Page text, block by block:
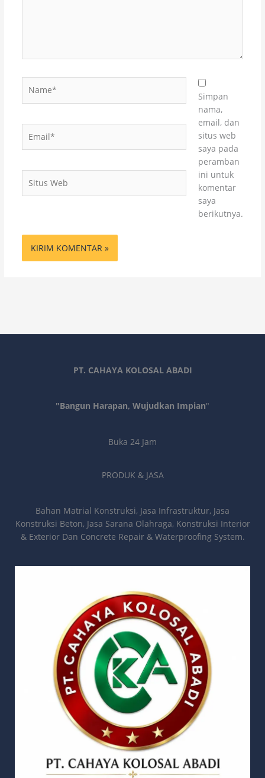
Web
Simpan
nama,
email, dan
situs web
saya pada
peramban
ini untuk
komentar
saya
berikutnya.
PT. CAHAYA KOLOSAL ABADI
"Bangun Harapan, Wujudkan Impian"
Buka 24 Jam
PRODUK & JASA
Bahan Matrial Konstruksi, Jasa Infrastruktur, Jasa
Konstruksi Beton, Jasa Sarana Olahraga, Konstruksi Interior
& Exterior Dan Concrete Repair & Waterproofing System.